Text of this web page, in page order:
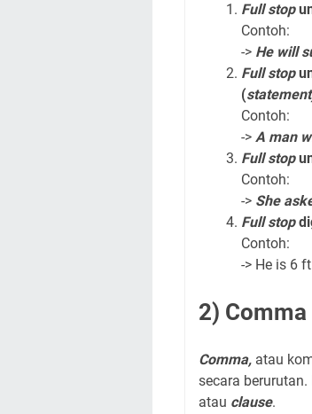
Full stop
Contoh:
-> He will
Full stop
(
Contoh:
-> A man
Full stop
Contoh:
-> She
Full stop
Contoh:
-> He is 6
2) Comma
Comma, atau
secara
atau clause.